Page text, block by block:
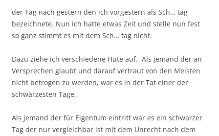
der Tag nach gestern den ich vorgestern als Sch… tag
bezeichnete. Nun ich hatte etwas Zeit und stelle nun fest
so ganz stimmt es mit dem Sch… tag nicht.
Dazu ziehe ich verschiedene Hüte auf. Als jemand der an
Versprechen glaubt und darauf vertraut von den Meisten
nicht betrogen zu werden, war es in der Tat einer der
schwärzesten Tage.
Als jemand der für Eigentum eintritt war es ein schwarzer
Tag der nur vergleichbar ist mit dem Unrecht nach dem